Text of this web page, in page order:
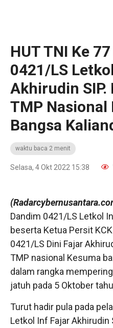
HUT TNI Ke
0421/LS
Akhirudin SIP.
TMP Nasional
Bangsa
waktu baca 2 menit
Selasa, 4 Okt 2022 15:38
Dandim 0421/LS Letkol
beserta Ketua Persit
0421/LS Dini Fajar
TMP nasional Kesuma
dalam rangka
jatuh pada 5 Oktober
Turut hadir pula pada
Letkol Inf Fajar Akhirudin